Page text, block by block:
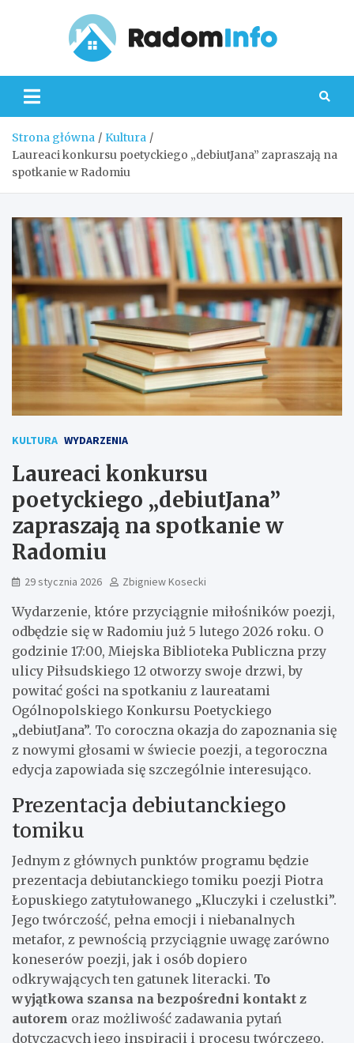
Strona główna
Kultura
Laureaci konkursu poetyckiego „debiutJana” zapraszają na
spotkanie w Radomiu
KULTURA WYDARZENIA
Laureaci konkursu
poetyckiego „debiutJana”
zapraszają na spotkanie w
Radomiu
29 stycznia 2026 Zbigniew Kosecki
Wydarzenie, które przyciągnie miłośników poezji,
odbędzie się w Radomiu już 5 lutego 2026 roku. O
godzinie 17:00, Miejska Biblioteka Publiczna przy
ulicy Piłsudskiego 12 otworzy swoje drzwi, by
powitać gości na spotkaniu z laureatami
Ogólnopolskiego Konkursu Poetyckiego
„debiutJana”. To coroczna okazja do zapoznania się
z nowymi głosami w świecie poezji, a tegoroczna
edycja zapowiada się szczególnie interesująco.
Prezentacja debiutanckiego
tomiku
Jednym z głównych punktów programu będzie
prezentacja debiutanckiego tomiku poezji Piotra
Łopuskiego zatytułowanego „Kluczyki i czelustki”.
Jego twórczość, pełna emocji i niebanalnych
metafor, z pewnością przyciągnie uwagę zarówno
koneserów poezji, jak i osób dopiero
odkrywających ten gatunek literacki. To
wyjątkowa szansa na bezpośredni kontakt z
autorem oraz możliwość zadawania pytań
dotyczących jego inspiracji i procesu twórczego.